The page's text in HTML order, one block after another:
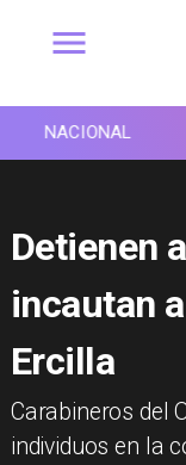
NACIONAL
Detienen
incautan
Ercilla
Carabineros del
individuos en la